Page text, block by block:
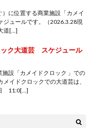
に位置する商業施設「カメイ
ジュールです。（2026.3.28現
道[…]
ク大道芸 スケジュール
設「カメイドクロック 」での
イドクロックでの大道芸は、
11:0[…]